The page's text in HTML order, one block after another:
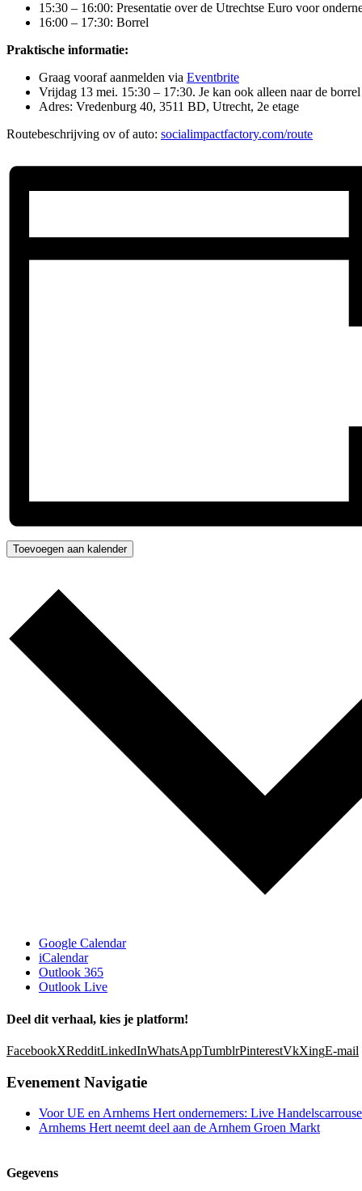
15:30 – 16:00: Presentatie over de Utrechtse Euro voor
16:00 – 17:30: Borrel
Praktische informatie:
Graag vooraf aanmelden via Eventbrite
Vrijdag 13 mei. 15:30 – 17:30. Je kan ook alleen naar de
Adres: Vredenburg 40, 3511 BD, Utrecht, 2e etage
Routebeschrijving ov of auto: socialimpactfactory.com/route
Toevoegen aan kalender
Google Calendar
iCalendar
Outlook 365
Outlook Live
Deel dit verhaal, kies je platform!
FacebookXRedditLinkedInWhatsAppTumblrPinterestVkXingE-mail
Evenement Navigatie
Voor UE en Arnhems Hert ondernemers: Live
Arnhems Hert neemt deel aan de Arnhem Groen Markt
Gegevens